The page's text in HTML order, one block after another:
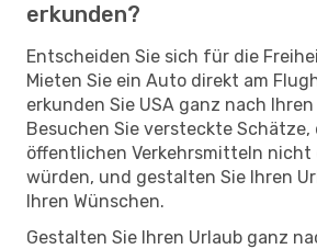
erkunden?
Entscheiden Sie sich für die
Mieten Sie ein Auto direkt am
erkunden Sie USA ganz nach
Besuchen Sie versteckte Schätze,
öffentlichen Verkehrsmitteln nicht
würden, und gestalten Sie Ihren
Ihren Wünschen.
Gestalten Sie Ihren Urlaub ganz